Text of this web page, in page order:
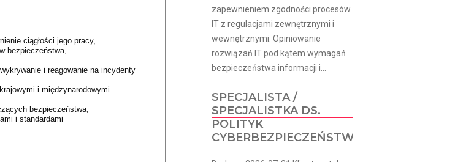
ciągłości jego pracy,
bezpieczeństwa,
i reagowanie na incydenty
i międzynarodowymi
bezpieczeństwa,
i standardami
zapewnieniem zgodności procesów
IT z regulacjami zewnętrznymi i
wewnętrznymi. Opiniowanie
rozwiązań IT pod kątem wymagań
bezpieczeństwa informacji i...
SPECJALISTA /
SPECJALISTKA DS.
POLITYK
CYBERBEZPIECZEŃSTWA